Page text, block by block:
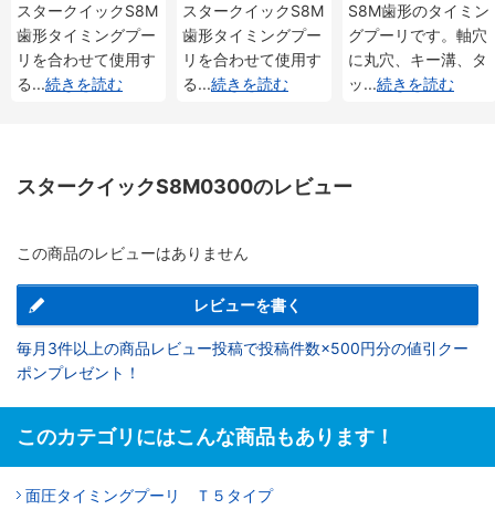
スタークイックS8M
歯形タイミングプー
リを合わせて使用す
る...続きを読む
スタークイックS8M
歯形タイミングプー
リを合わせて使用す
る...続きを読む
S8M歯形のタイミン
グプーリです。軸穴
に丸穴、キー溝、タ
ッ...続きを読む
スタークイックS8M0300のレビュー
この商品のレビューはありません
レビューを書く
毎月3件以上の商品レビュー投稿で投稿件数×500円分の値引クー
ポンプレゼント！
このカテゴリにはこんな商品もあります！
面圧タイミングプーリ Ｔ５タイプ